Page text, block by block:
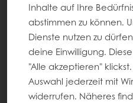
Inhalte auf Ihre
abstimmen zu können.
Dienste nutzen zu
deine Einwilligung.
"Alle akzeptieren"
Auswahl jederzeit mit
widerrufen. Näheres
Service
Konsumenten-Trends
Neuigkeiten
Kontakt